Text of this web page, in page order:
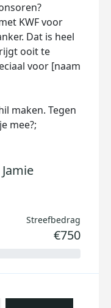
KWF voor
Dat is heel
ooit te
voor [naam
maken. Tegen
mee?;
Streefbedrag
€750